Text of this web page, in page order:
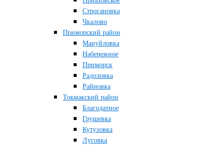
Строгановка
Чкалово
Приморский район
Мануйловка
Набережное
Приморск
Радоловка
Райновка
Токмакский район
Благодатное
Грушевка
Кутузовка
Луговка